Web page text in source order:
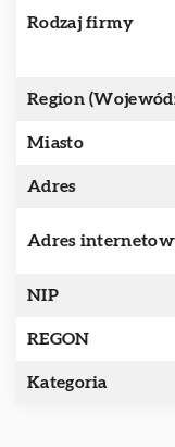
Rodzaj firmy
Region
Miasto
Adres
Adres
NIP
REGON
Kategoria